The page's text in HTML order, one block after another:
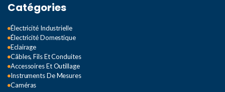
Catégories
Électricité Industrielle
Électricité Domestique
Eclairage
Câbles, Fils Et Conduites
Accessoires Et Outillage
Instruments De Mesures
Caméras